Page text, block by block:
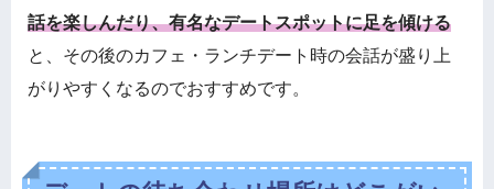
話を楽しんだり、有名なデートスポットに足を傾ける
と、その後のカフェ・ランチデート時の会話が盛り上
がりやすくなるのでおすすめです。